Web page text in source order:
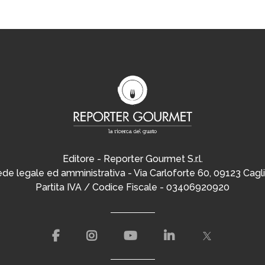
Editore - Reporter Gourmet S.r.l.
legale ed amministrativa - Via Carloforte 60, 09123
Partita IVA / Codice Fiscale - 03406920920